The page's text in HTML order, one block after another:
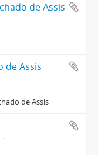
de Assis
de Assis
de Assis